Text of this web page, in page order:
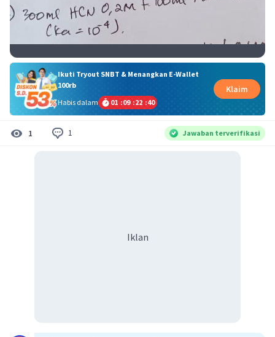
Ikuti Tryout SNBT & Menangkan E-Wallet
100rb
Habis dalam
01 :09 :22 :40
Klaim
1 1 Jawaban terverifikasi
Iklan